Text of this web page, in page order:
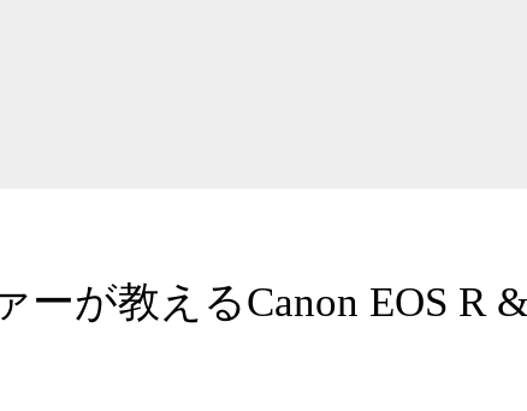
ーが教えるCanon EOS R